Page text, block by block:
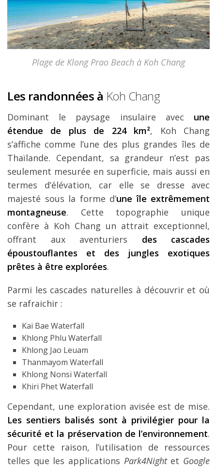
Plage de Klong Prao Beach à Koh Chang
Les randonnées à Koh Chang
Dominant le paysage insulaire avec une
étendue de plus de 224 km², Koh Chang
s’affiche comme l’une des plus grandes îles de
Thaïlande. Cependant, sa grandeur n’est pas
seulement mesurée en superficie, mais aussi en
termes d’élévation, car elle se dresse avec
majesté sous la forme d’une île extrêmement
montagneuse. Cette topographie unique
confère à Koh Chang un attrait exceptionnel,
offrant aux aventuriers des cascades
époustouflantes et des jungles exotiques
prêtes à être explorées.
Parmi les cascades naturelles à découvrir et où
se rafraichir :
Kai Bae Waterfall
Khlong Phlu Waterfall
Khlong Jao Leuam
Thanmayom Waterfall
Khlong Nonsi Waterfall
Khiri Phet Waterfall
Cependant, une exploration avisée est de mise.
Les sentiers balisés sont à privilégier pour la
sécurité et la préservation de l’environnement.
Pour cette raison, l’utilisation de ressources
telles que les applications Park4Nightet Google